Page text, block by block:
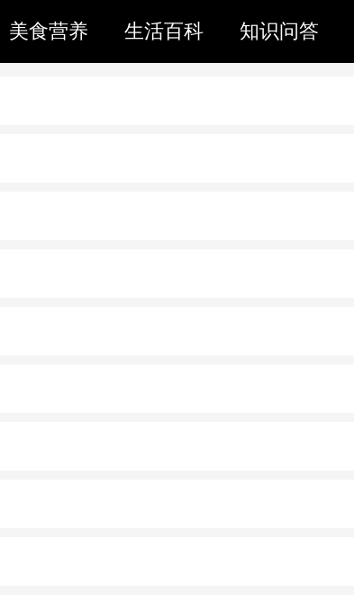
美食营养 生活百科 知识问答